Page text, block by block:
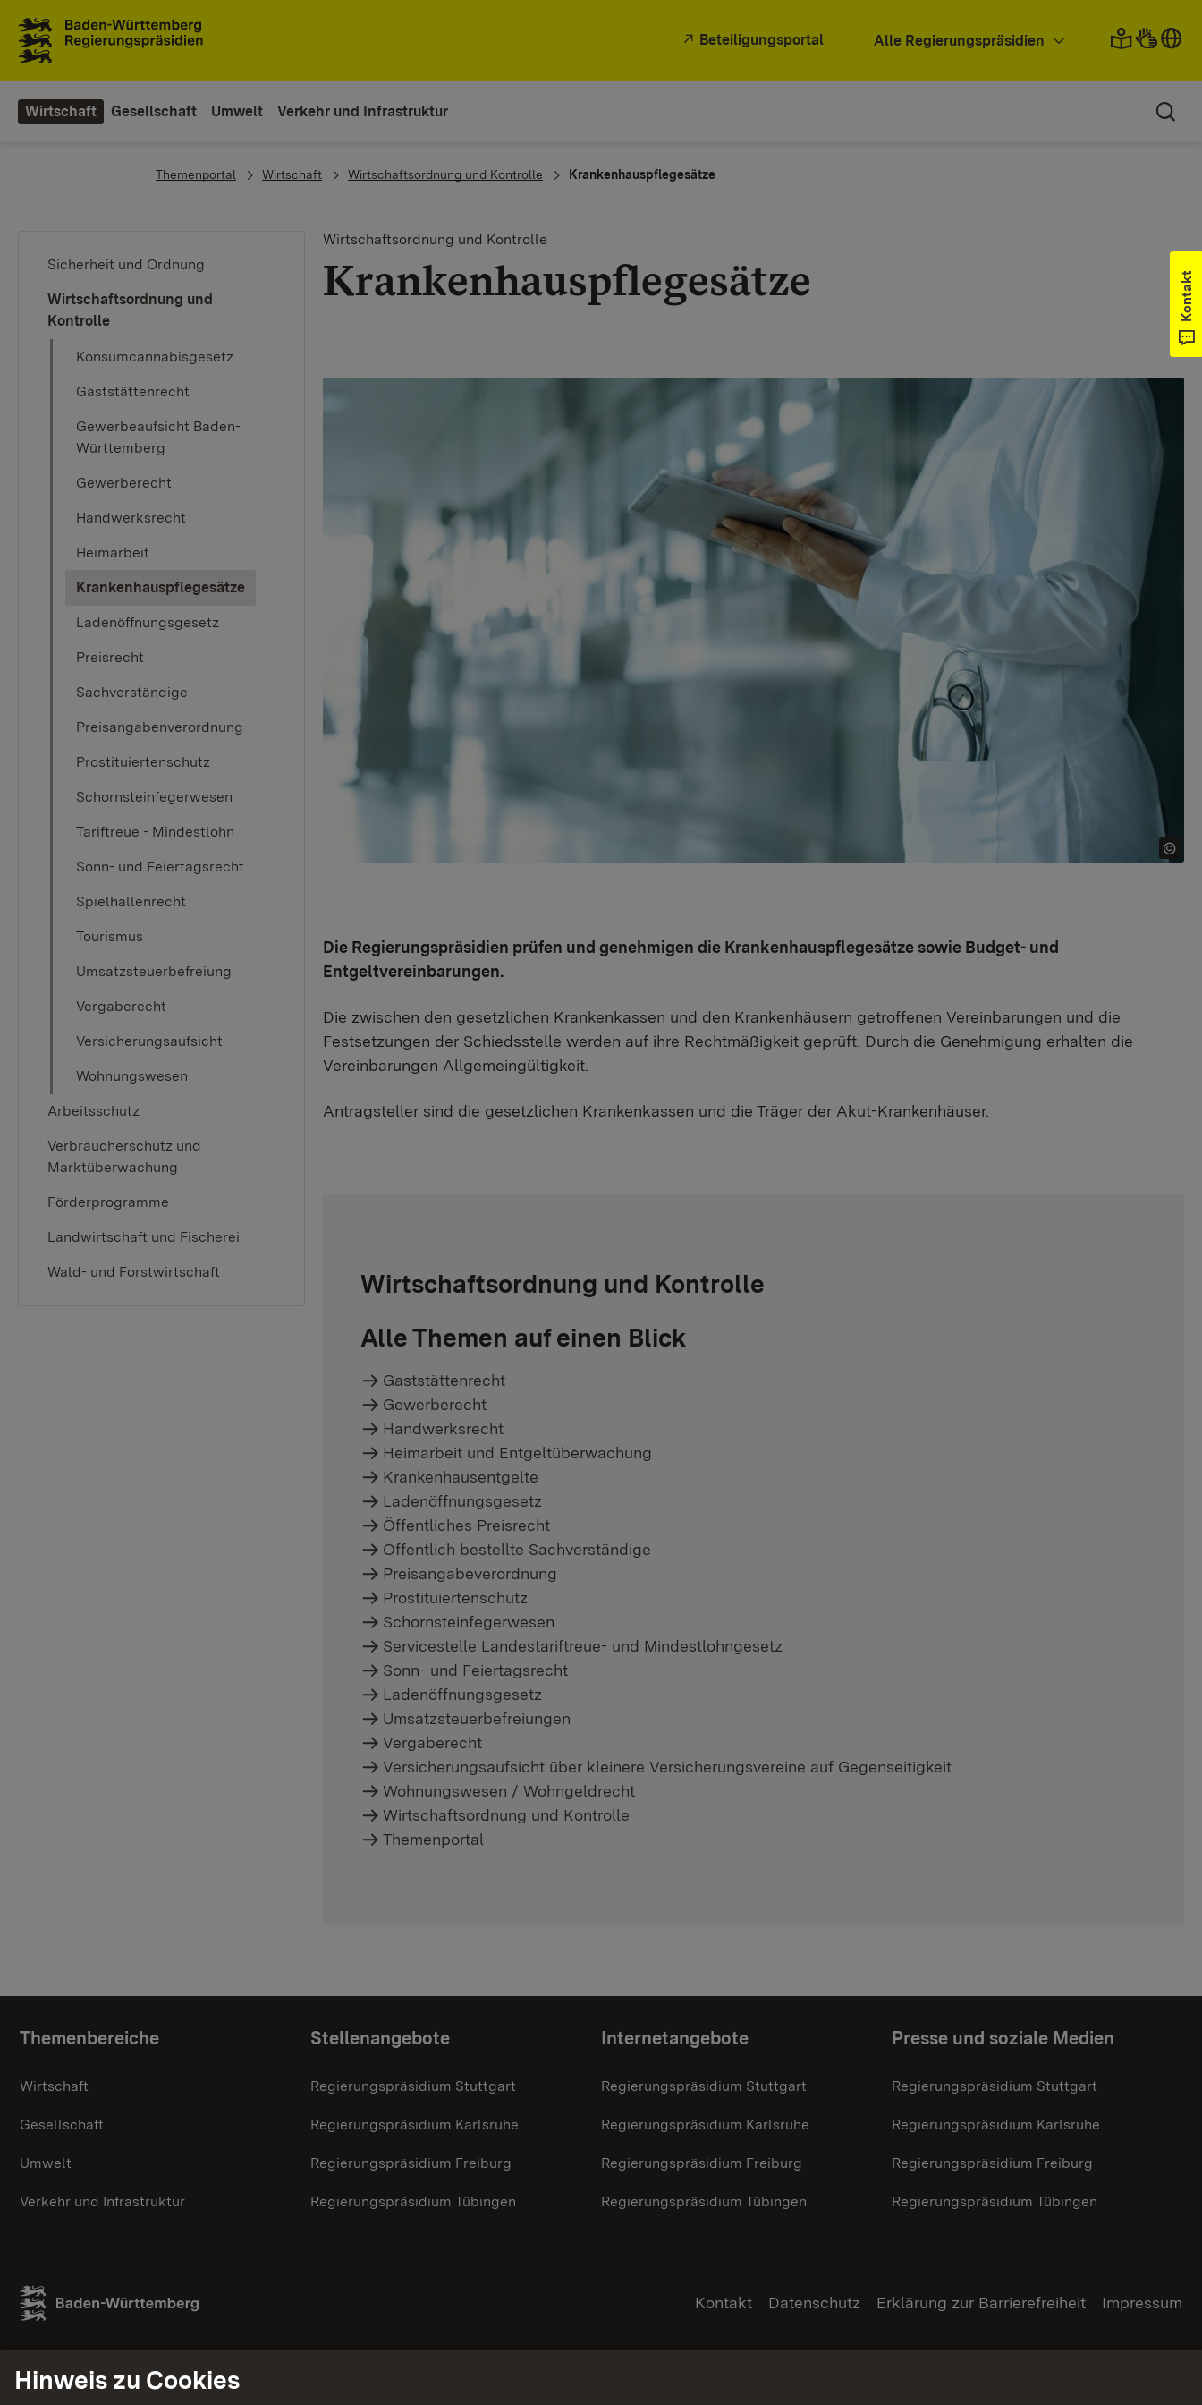
Beteiligungsportal Alle Regierungspräsidien
Wirtschaft Gesellschaft Umwelt Verkehr und Infrastruktur
You are here:
Themenportal Wirtschaft Wirtschaftsordnung und Kontrolle Krankenhauspflegesätze
Sicherheit und Ordnung
Wirtschaftsordnung und
Kontrolle
Konsumcannabisgesetz
Gaststättenrecht
Gewerbeaufsicht Baden-
Württemberg
Gewerberecht
Handwerksrecht
Heimarbeit
Krankenhauspflegesätze(current)
Ladenöffnungsgesetz
Preisrecht
Sachverständige
Preisangabenverordnung
Prostituiertenschutz
Schornsteinfegerwesen
Tariftreue - Mindestlohn
Sonn- und Feiertagsrecht
Spielhallenrecht
Tourismus
Umsatzsteuerbefreiung
Vergaberecht
Versicherungsaufsicht
Wohnungswesen
Arbeitsschutz
Verbraucherschutz und
Marktüberwachung
Förderprogramme
Landwirtschaft und Fischerei
Wald- und Forstwirtschaft
Wirtschaftsordnung und Kontrolle
​Krankenhauspflegesätze
Die Regierungspräsidien prüfen und genehmigen die Krankenhauspflegesätze sowie Budget- und
Entgeltvereinbarungen.
Die zwischen den gesetzlichen Krankenkassen und den Krankenhäusern getroffenen Vereinbarungen und die
Festsetzungen der Schiedsstelle werden auf ihre Rechtmäßigkeit geprüft. Durch die Genehmigung erhalten die
Vereinbarungen Allgemeingültigkeit.
Antragsteller sind die gesetzlichen Krankenkassen und die Träger der Akut-Krankenhäuser.
Wirtschaftsordnung und Kontrolle
Alle Themen auf einen Blick
Gaststättenrecht
Gewerberecht
Handwerksrecht
Heimarbeit und Entgeltüberwachung
Krankenhausentgelte
Ladenöffnungsgesetz
Öffentliches Preisrecht
Öffentlich bestellte Sachverständige
Preisangabeverordnung
Prostituiertenschutz
Schornsteinfegerwesen
Servicestelle Landestariftreue- und Mindestlohngesetz
Sonn- und Feiertagsrecht
Ladenöffnungsgesetz
Umsatzsteuerbefreiungen
Vergaberecht
Versicherungsaufsicht über kleinere Versicherungsvereine auf Gegenseitigkeit
Wohnungswesen / Wohngeldrecht
Wirtschaftsordnung und Kontrolle
Themenportal
Kontakt
Themenübersicht
Themenbereiche
Wirtschaft
Gesellschaft
Umwelt
Verkehr und Infrastruktur
Stellenangebote
Regierungspräsidium Stuttgart
Regierungspräsidium Karlsruhe
Regierungspräsidium Freiburg
Regierungspräsidium Tübingen
Internetangebote
Regierungspräsidium Stuttgart
Regierungspräsidium Karlsruhe
Regierungspräsidium Freiburg
Regierungspräsidium Tübingen
Presse und soziale Medien
Regierungspräsidium Stuttgart
Regierungspräsidium Karlsruhe
Regierungspräsidium Freiburg
Regierungspräsidium Tübingen
Kontakt Datenschutz Erklärung zur Barrierefreiheit Impressum
Hinweis zu Cookies